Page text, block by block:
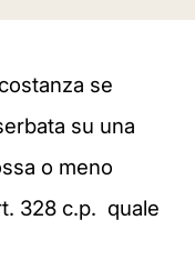
se
su una
o meno
328 c.p. quale